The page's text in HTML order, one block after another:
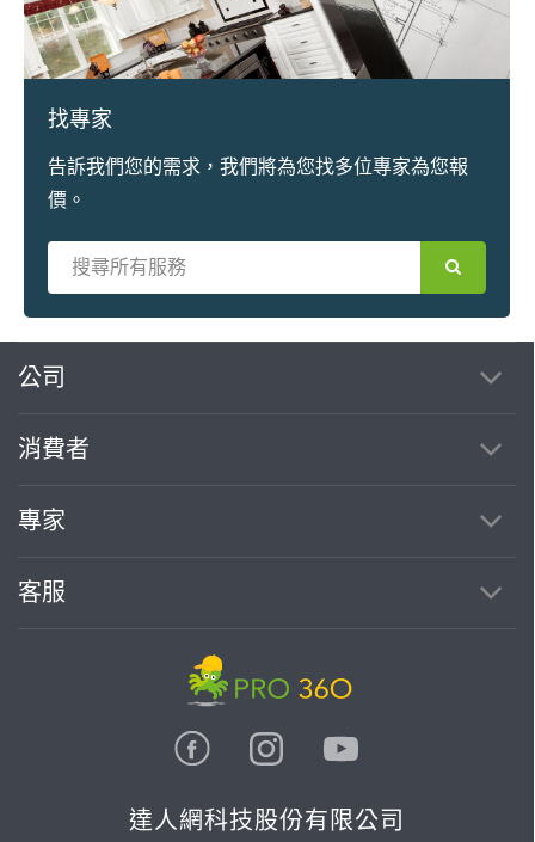
找專家
告訴我們您的需求，我們將為您找多位專家為您報
價。
公司
消費者
專家
客服
達人網科技股份有限公司
繼續完成